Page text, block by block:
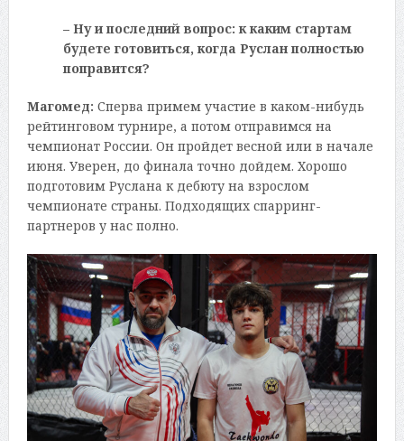
– Ну и последний вопрос: к каким стартам
будете готовиться, когда Руслан полностью
поправится?
Магомед: Сперва примем участие в каком-нибудь
рейтинговом турнире, а потом отправимся на
чемпионат России. Он пройдет весной или в начале
июня. Уверен, до финала точно дойдем. Хорошо
подготовим Руслана к дебюту на взрослом
чемпионате страны. Подходящих спарринг-
партнеров у нас полно.